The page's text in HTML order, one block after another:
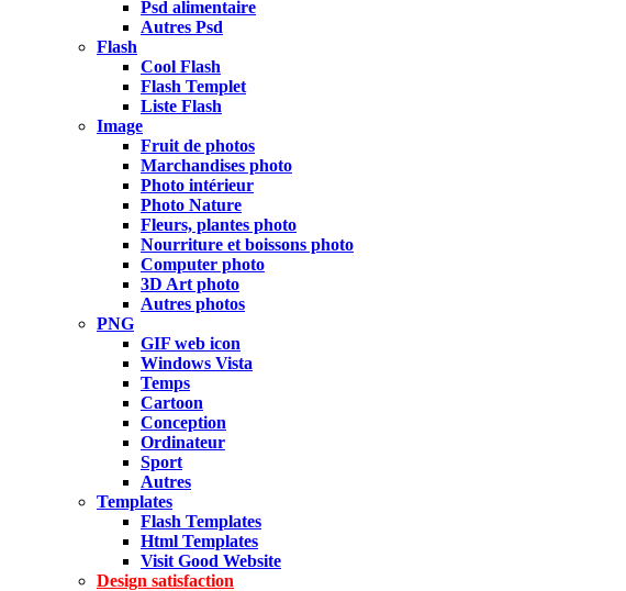
Psd alimentaire
Autres Psd
Flash
Cool Flash
Flash Templet
Liste Flash
Image
Fruit de photos
Marchandises photo
Photo intérieur
Photo Nature
Fleurs, plantes photo
Nourriture et boissons photo
Computer photo
3D Art photo
Autres photos
PNG
GIF web icon
Windows Vista
Temps
Cartoon
Conception
Ordinateur
Sport
Autres
Templates
Flash Templates
Html Templates
Visit Good Website
Design satisfaction